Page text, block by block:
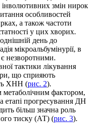
інволютивних змін нирок
особливостей
а також частоти
у цих хворих.
день до
мікроальбумінурії, в
є незворотними.
тактики лікування
що сприяють
ХНН (рис. 2).
метаболічним фактором,
етапі прогресування ДН
більш значна роль
тиску (АТ) (рис. 3).